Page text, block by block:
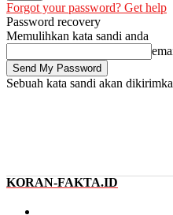
Forgot your password? Get help
Password recovery
Memulihkan kata sandi anda
Sebuah kata sandi akan
KORAN-FAKTA.ID